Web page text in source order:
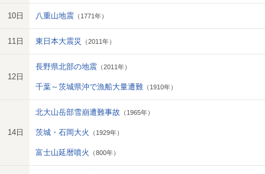
10日 八重山地震 （1771年）
11日 東日本大震災 （2011年）
12日
長野県北部の地震 （2011年）
千葉～茨城県沖で漁船大量遭難 （1910年）
14日
北大山岳部雪崩遭難事故 （1965年）
茨城・石岡大火 （1929年）
富士山延暦噴火 （800年）